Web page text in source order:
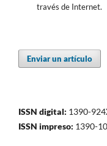
través de Internet.
Enviar un artículo
ISSN digital: 1390-
ISSN impreso: 1390-